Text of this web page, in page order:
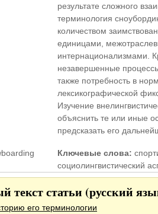
результате сложного
терминология
количеством
единицами,
интернационализмами.
незавершенные
также потребность в
лексикографической
Изучение
объяснить те или иные
предсказать его
Ключевые слова:
социолингвистический
статьи (русский
его терминологии